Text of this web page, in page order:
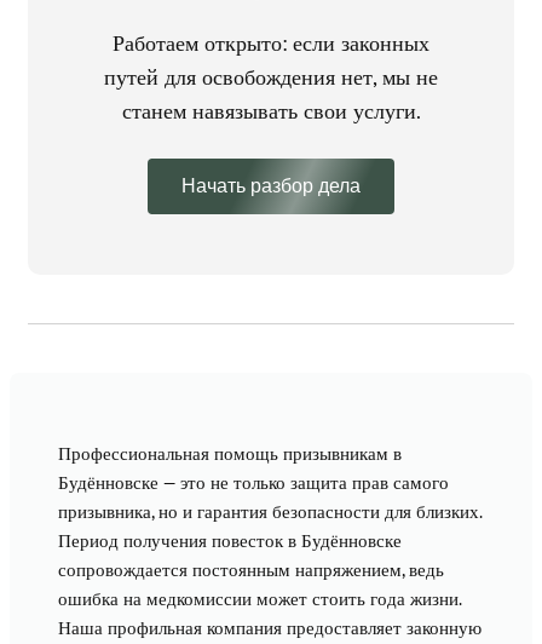
Работаем открыто: если законных
путей для освобождения нет, мы не
станем навязывать свои услуги.
Начать разбор дела
Профессиональная помощь призывникам в
Будённовске — это не только защита прав самого
призывника, но и гарантия безопасности для близких.
Период получения повесток в Будённовске
сопровождается постоянным напряжением, ведь
ошибка на медкомиссии может стоить года жизни.
Наша профильная компания предоставляет законную